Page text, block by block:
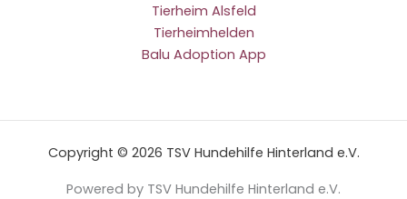
Tierheim Alsfeld
Tierheimhelden
Balu Adoption App
Copyright © 2026 TSV Hundehilfe Hinterland e.V.
Powered by TSV Hundehilfe Hinterland e.V.